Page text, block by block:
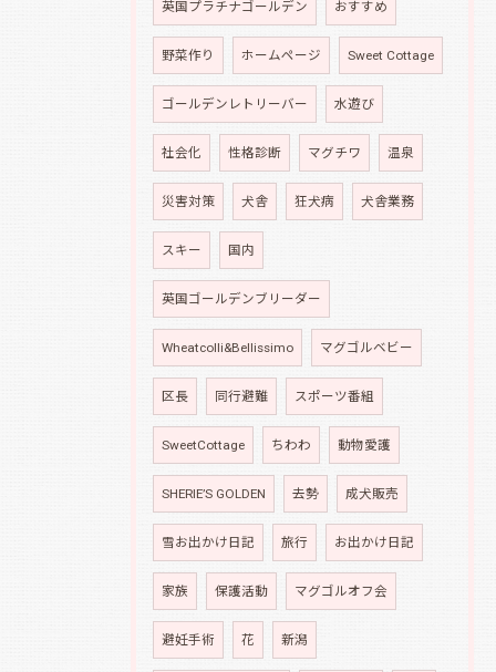
英国プラチナゴールデン おすすめ
野菜作り ホームページ Sweet Cottage
ゴールデンレトリーバー 水遊び
社会化 性格診断 マグチワ 温泉
災害対策 犬舎 狂犬病 犬舎業務
スキー 国内
英国ゴールデンブリーダー
Wheatcolli&Bellissimo マグゴルベビー
区長 同行避難 スポーツ番組
SweetCottage ちわわ 動物愛護
SHERIE’S GOLDEN 去勢 成犬販売
雪お出かけ日記 旅行 お出かけ日記
家族 保護活動 マグゴルオフ会
避妊手術 花 新潟